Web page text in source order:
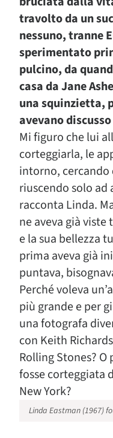
travolto da un
nessuno, tranne
sperimentato
pulcino, da
casa da Jane
una squinzietta,
avevano
Mi figuro che lui
corteggiarla, le
intorno, cercando
riuscendo solo
racconta Linda.
ne aveva già
e la sua bellezza
prima aveva già
puntava,
Perché voleva
più grande e per
una fotografa
con Keith
Rolling Stones? O
fosse corteggiata
New York?
Linda Eastman (1967)